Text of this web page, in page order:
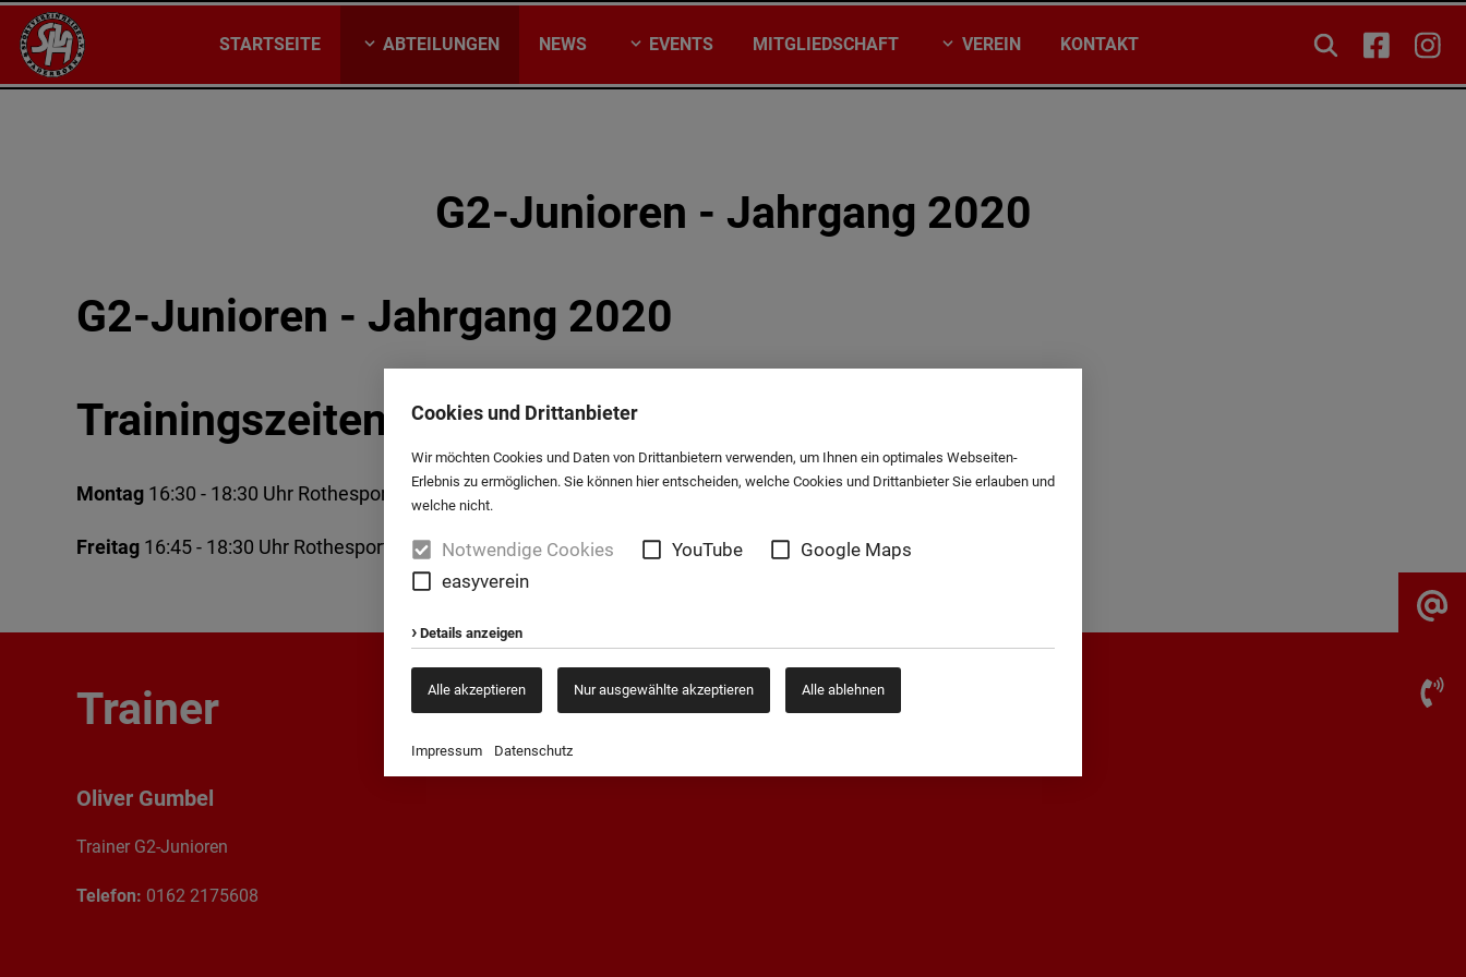
Cookies und Drittanbieter
Wir möchten Cookies und Daten von Drittanbietern verwenden, um Ihnen ein optimales Webseiten-
Erlebnis zu ermöglichen. Sie können hier entscheiden, welche Cookies und Drittanbieter Sie erlauben und
welche nicht.
Notwendige Cookies YouTube
Google Maps
easyverein
Details anzeigen
Alle akzeptieren Nur ausgewählte akzeptieren Alle ablehnen
Impressum Datenschutz
STARTSEITE ABTEILUNGEN NEWS EVENTS MITGLIEDSCHAFT VEREIN KONTAKT
G2-Junioren - Jahrgang 2020
G2-Junioren - Jahrgang 2020
Trainingszeiten
Montag 16:30 - 18:30 Uhr Rothesportplatz
Freitag 16:45 - 18:30 Uhr Rothesportplatz
Trainer
Oliver Gumbel
Trainer G2-Junioren
Telefon: 0162 2175608